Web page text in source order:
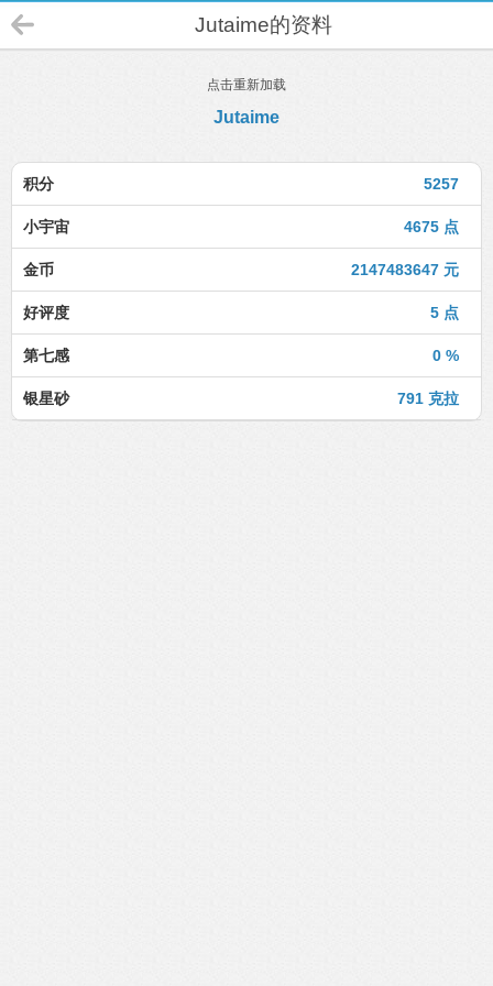
Jutaime的资料
点击重新加载
Jutaime
5257
积分
4675 点
小宇宙
2147483647 元
金币
5 点
好评度
0 %
第七感
791 克拉
银星砂